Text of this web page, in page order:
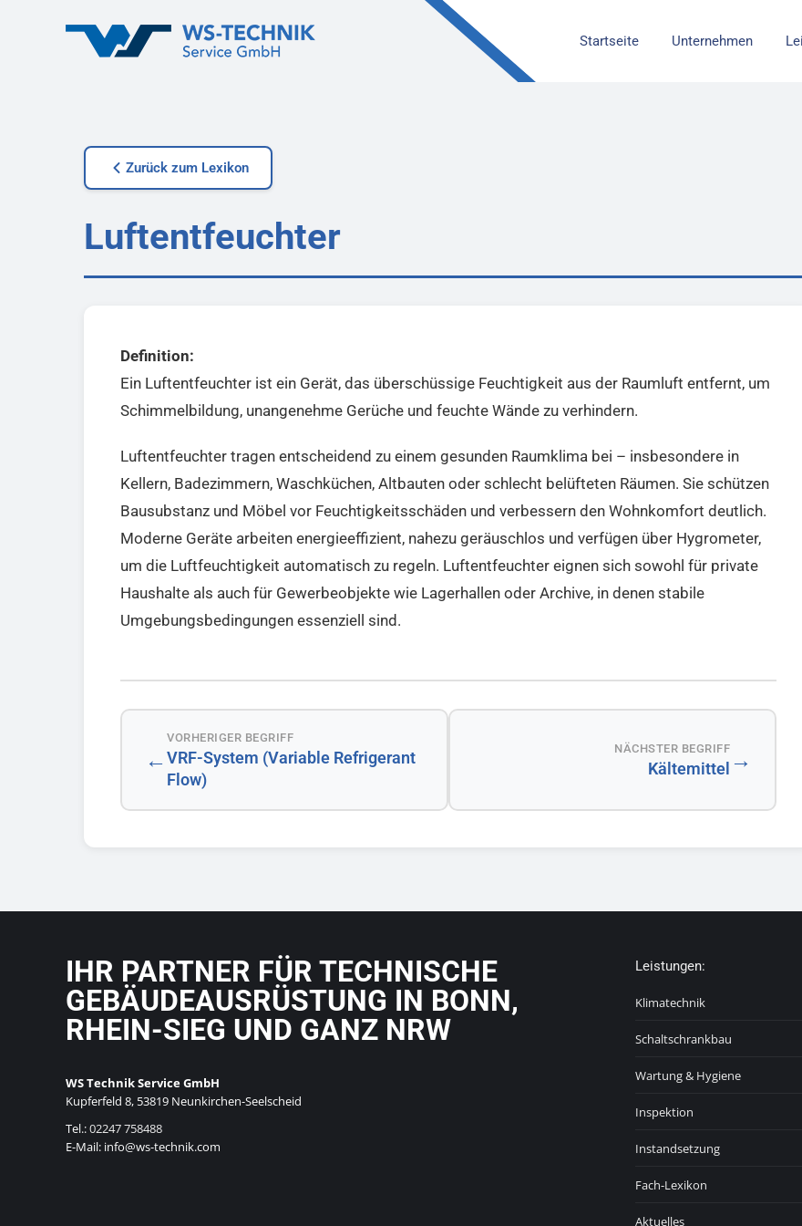
Startseite Unternehmen
Zurück zum Lexikon
Luftentfeuchter
Definition:
Ein Luftentfeuchter ist ein Gerät, das überschüssige Feuchtigkeit aus der Raumluft entfernt, um
Schimmelbildung, unangenehme Gerüche und feuchte Wände zu verhindern.
Luftentfeuchter tragen entscheidend zu einem gesunden Raumklima bei – insbesondere in
Kellern, Badezimmern, Waschküchen, Altbauten oder schlecht belüfteten Räumen. Sie schützen
Bausubstanz und Möbel vor Feuchtigkeitsschäden und verbessern den Wohnkomfort deutlich.
Moderne Geräte arbeiten energieeffizient, nahezu geräuschlos und verfügen über Hygrometer,
um die Luftfeuchtigkeit automatisch zu regeln. Luftentfeuchter eignen sich sowohl für private
Haushalte als auch für Gewerbeobjekte wie Lagerhallen oder Archive, in denen stabile
Umgebungsbedingungen essenziell sind.
←
VORHERIGER BEGRIFF
VRF-System (Variable Refrigerant
Flow)
NÄCHSTER BEGRIFF
Kältemittel →
IHR PARTNER FÜR TECHNISCHE
GEBÄUDEAUSRÜSTUNG IN BONN,
RHEIN-SIEG UND GANZ NRW
WS Technik Service GmbH
Kupferfeld 8, 53819 Neunkirchen-Seelscheid
Tel.:02247 758488
E-Mail: info@ws-technik.com
Leistungen:
Klimatechnik
Schaltschrankbau
Wartung & Hygiene
Inspektion
Instandsetzung
Fach-Lexikon
Aktuelles